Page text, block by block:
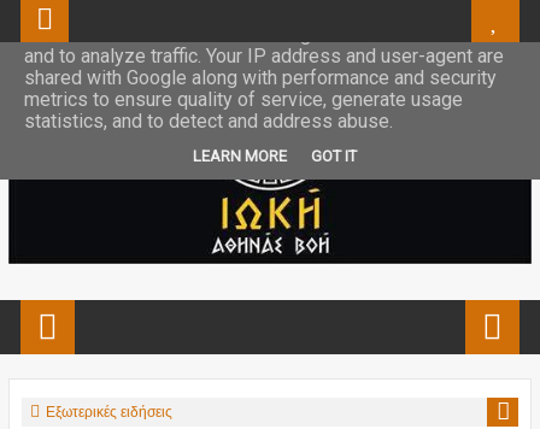
Εξωτερικές ειδήσεις
This site uses cookies from Google to deliver its services
and to analyze traffic. Your IP address and user-agent are
shared with Google along with performance and security
metrics to ensure quality of service, generate usage
statistics, and to detect and address abuse.
LEARN MORE GOT IT